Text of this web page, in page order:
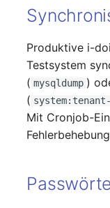
Produktive i-
Testsystem
( mysqldump )
(
Mit Cronjob-